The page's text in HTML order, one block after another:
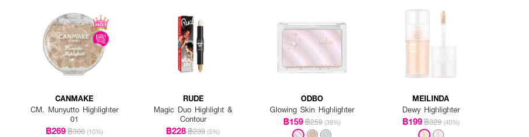
CANMAKE
CM. Munyutto Highlighter
01
฿269฿300 (10%)
RUDE
Magic Duo Highlight &
Contour
฿228฿239 (5%)
ODBO
Glowing Skin Highlighter
฿159฿259 (39%)
MEILINDA
Dewy Highlighter
฿199฿329 (40%)